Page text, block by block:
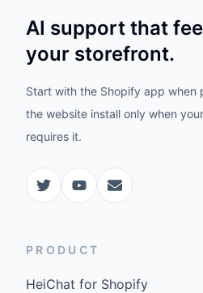
AI support that
your storefront.
Start with the Shopify app when
the website install only when
requires it.
PRODUCT
HeiChat for Shopify